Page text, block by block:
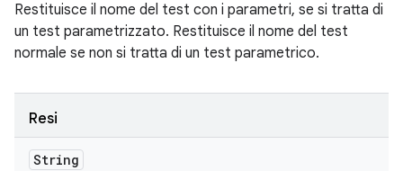
Restituisce il nome del test con i parametri, se si tratta di
un test parametrizzato. Restituisce il nome del test
normale se non si tratta di un test parametrico.
Resi
String